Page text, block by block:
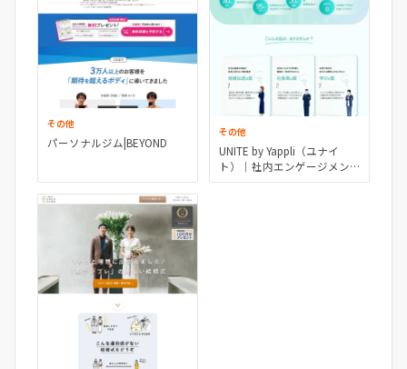
その他
パーソナルジム|BEYOND
その他
UNITE by Yappli（ユナイ
ト）｜社内エンゲージメン
トアプリでイキイキとした